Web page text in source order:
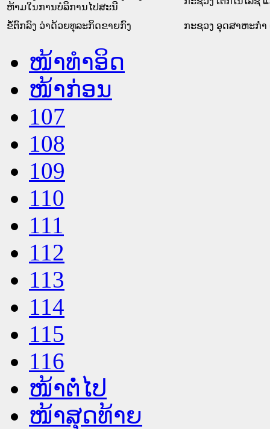
ຫ້າມໃນການບໍລິການໄປສະນີ
ຂໍ້ຕົກລົງ ວ່າດ້ວຍທຸລະກິດຂາຍກົງ ກະຊວງ ອຸດສາຫະກຳ
ໜ້າທໍາອິດ
ໜ້າກ່ອນ
107
108
109
110
111
112
113
114
115
116
ໜ້າຕໍ່ໄປ
ໜ້າສຸດທ້າຍ